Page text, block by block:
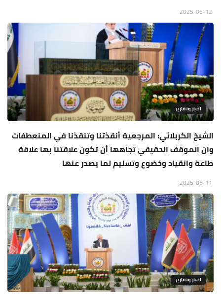
اخبار وتقارير
الشيخ الكربلائي: المرجعية أنقذتنا وتنقذنا في المنعطفات
وان الموقف الحقيقي تجاهها أن تكون علاقتنا بها علاقة
طاعة وانقياد وخضوع وتسليم لما يصدر عنها
اخبار وتقارير